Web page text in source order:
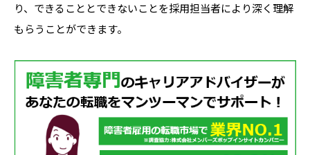
り、できることとできないことを採用担当者により深く理解
もらうことができます。